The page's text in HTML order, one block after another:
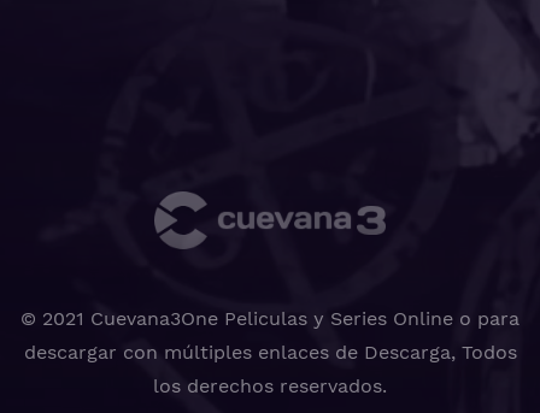
© 2021 Cuevana3One Peliculas y Series Online o para
descargar con múltiples enlaces de Descarga, Todos
los derechos reservados.